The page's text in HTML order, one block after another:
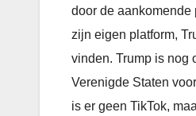
door de aankomende
zijn eigen platform,
vinden. Trump is nog
Verenigde Staten
is er geen TikTok,